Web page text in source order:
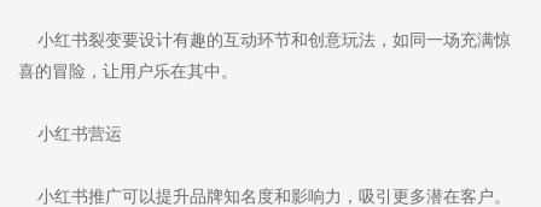
小红书裂变要设计有趣的互动环节和创意玩法，如同一场充满惊
喜的冒险，让用户乐在其中。
小红书营运
小红书推广可以提升品牌知名度和影响力，吸引更多潜在客户。